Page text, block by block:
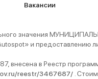
Вакансии
значения
и предоставлению
внесена в Реестр
reestr/3467687/ .